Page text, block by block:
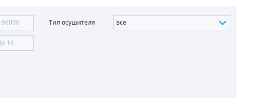
Тип осушителя все